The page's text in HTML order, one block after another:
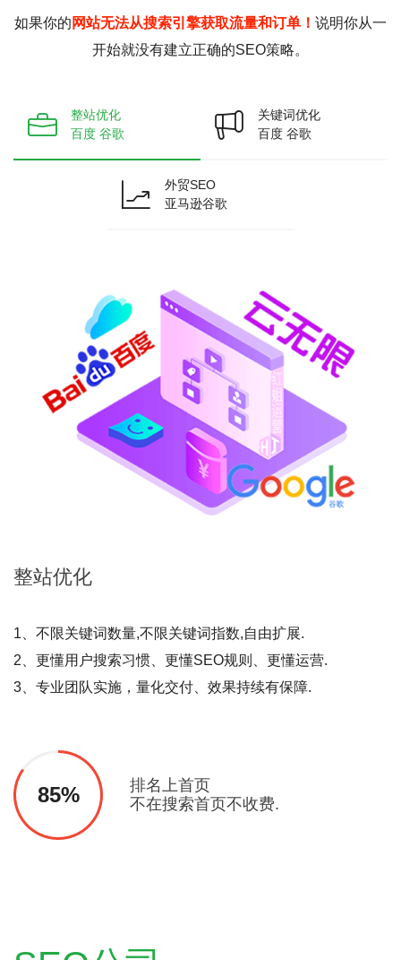
如果你的 网站无法从搜索引擎获取流量和订单！ 说明你从一
开始就没有建立正确的SEO策略。
整站优化
百度 谷歌
关键词优化
百度 谷歌
外贸SEO
亚马逊谷歌
整站优化
1、不限关键词数量,不限关键词指数,自由扩展.
2、更懂用户搜索习惯、更懂SEO规则、更懂运营.
3、专业团队实施，量化交付、效果持续有保障.
85%
排名上首页
不在搜索首页不收费.